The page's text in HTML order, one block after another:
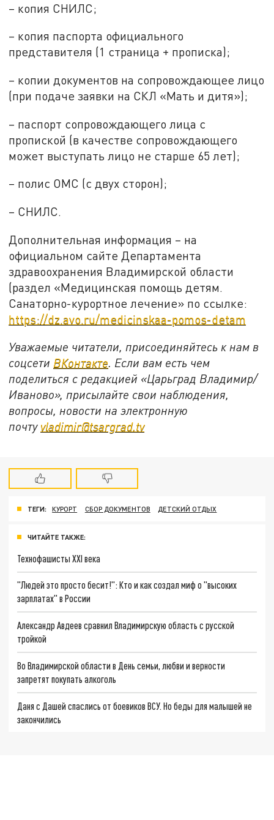
– копия СНИЛС;
– копия паспорта официального
представителя (1 страница + прописка);
– копии документов на сопровождающее лицо
(при подаче заявки на СКЛ «Мать и дитя»);
– паспорт сопровождающего лица с
пропиской (в качестве сопровождающего
может выступать лицо не старше 65 лет);
– полис ОМС (с двух сторон);
– СНИЛС.
Дополнительная информация – на
официальном сайте Департамента
здравоохранения Владимирской области
(раздел «Медицинская помощь детям.
Санаторно-курортное лечение» по ссылке:
https://dz.avo.ru/medicinskaa-pomos-detam
Уважаемые читатели, присоединяйтесь к нам в
соцсети ВКонтакте. Если вам есть чем
поделиться с редакцией «Царьград Владимир/
Иваново», присылайте свои наблюдения,
вопросы, новости на электронную
почту vladimir@tsargrad.tv
ТЕГИ: КУРОРТ СБОР ДОКУМЕНТОВ ДЕТСКИЙ ОТДЫХ
ЧИТАЙТЕ ТАКЖЕ:
Технофашисты XXI века
"Людей это просто бесит!": Кто и как создал миф о "высоких
зарплатах" в России
Александр Авдеев сравнил Владимирскую область с русской
тройкой
Во Владимирской области в День семьи, любви и верности
запретят покупать алкоголь
Даня с Дашей спаслись от боевиков ВСУ. Но беды для малышей не
закончились